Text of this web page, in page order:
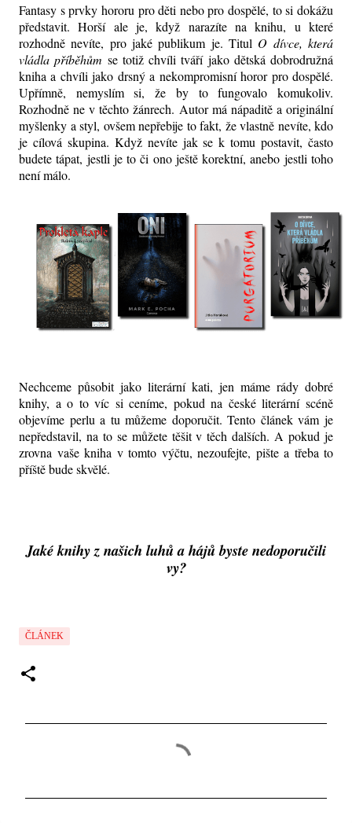
Fantasy s prvky hororu pro děti nebo pro dospělé, to si dokážu
představit. Horší ale je, když narazíte na knihu, u které
rozhodně nevíte, pro jaké publikum je. Titul O dívce, která
vládla příběhům se totiž chvíli tváří jako dětská dobrodružná
kniha a chvíli jako drsný a nekompromisní horor pro dospělé.
Upřímně, nemyslím si, že by to fungovalo komukoliv.
Rozhodně ne v těchto žánrech. Autor má nápaditě a originální
myšlenky a styl, ovšem nepřebije to fakt, že vlastně nevíte, kdo
je cílová skupina. Když nevíte jak se k tomu postavit, často
budete tápat, jestli je to či ono ještě korektní, anebo jestli toho
není málo.
Nechceme působit jako literární kati, jen máme rády dobré
knihy, a o to víc si ceníme, pokud na české literární scéně
objevíme perlu a tu můžeme doporučit. Tento článek vám je
nepředstavil, na to se můžete těšit v těch dalších. A pokud je
zrovna vaše kniha v tomto výčtu, nezoufejte, pište a třeba to
příště bude skvělé.
Jaké knihy z našich luhů a hájů byste nedoporučili
vy?
ČLÁNEK